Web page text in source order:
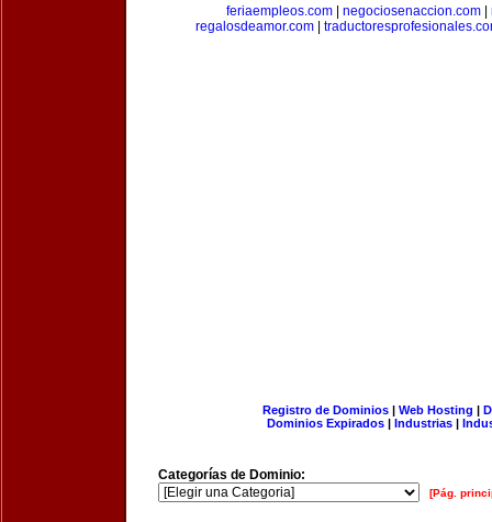
feriaempleos.com
negociosenaccion.com
regalosdeamor.com
Registro de Dominios| Web Hosting |
Dominios Expirados | Industrias |
Categorías de Dominio:
[Pág.